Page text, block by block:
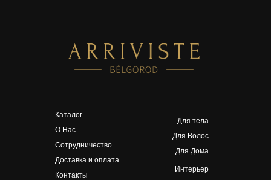
Для тела
Для Волос
Для Дома
Интерьер
Каталог
О Нас
Сотрудничество
Доставка и оплата
Контакты